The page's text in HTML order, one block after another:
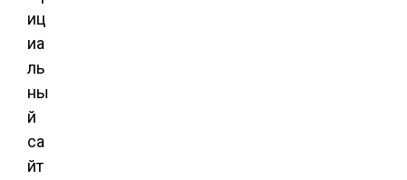
иц
иа
ль
ны
й
са
йт